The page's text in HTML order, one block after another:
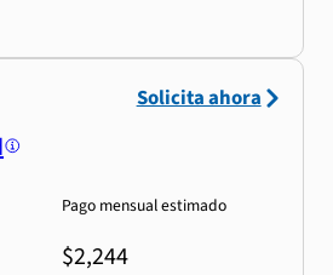
Pago mensual estimado
$2,244
Solicita ahora